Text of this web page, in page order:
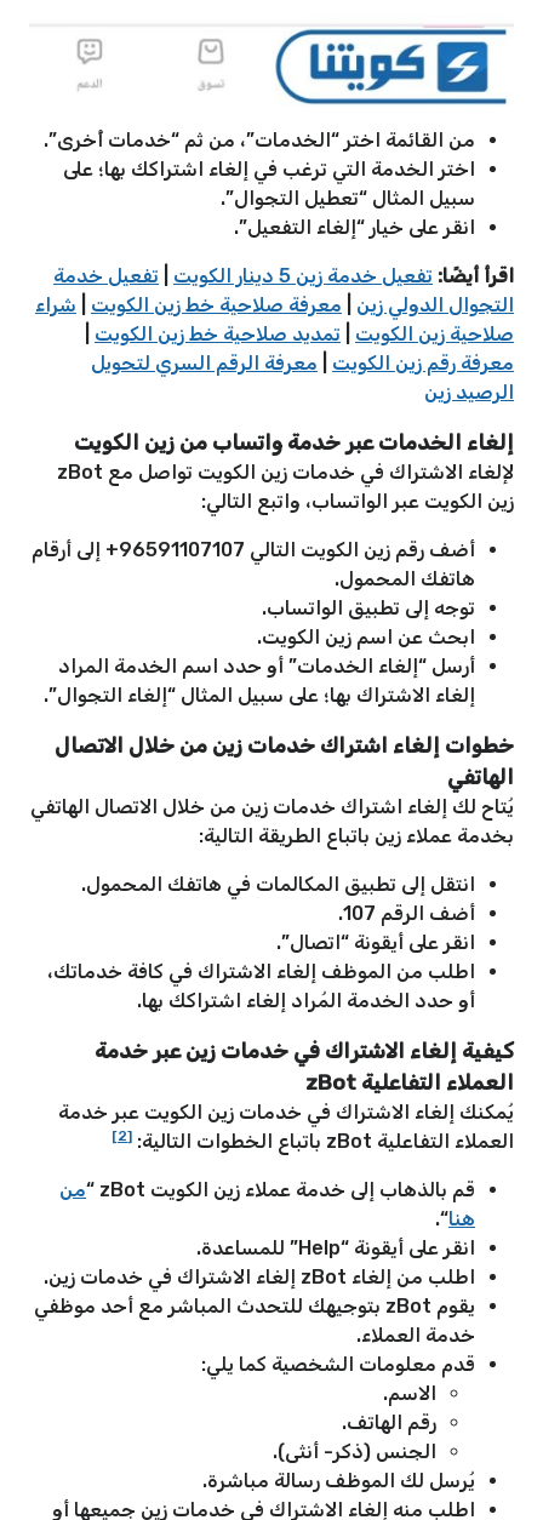
من القائمة اختر “الخدمات”، من ثم “خدمات أُخرى”.
اختر الخدمة التي ترغب في إلغاء اشتراكك بها؛ على
سبيل المثال “تعطيل التجوال”.
انقر على خيار “إلغاء التفعيل”.
اقرأ أيضًا: تفعيل خدمة زين 5 دينار الكويت
تفعيل خدمة
التجوال الدولي زين
معرفة صلاحية خط زين الكويت
شراء
صلاحية زين الكويت
تمديد صلاحية خط زين الكويت
معرفة رقم زين الكويت
معرفة الرقم السري لتحويل
الرصيد زين
إلغاء الخدمات عبر خدمة واتساب من زين الكويت
لإلغاء الاشتراك في خدمات زين الكويت تواصل مع zBot
زين الكويت عبر الواتساب، واتبع التالي:
أضف رقم زين الكويت التالي 96591107107+ إلى أرقام
هاتفك المحمول.
توجه إلى تطبيق الواتساب.
ابحث عن اسم زين الكويت.
أرسل “إلغاء الخدمات” أو حدد اسم الخدمة المراد
إلغاء الاشتراك بها؛ على سبيل المثال “إلغاء التجوال”.
خطوات إلغاء اشتراك خدمات زين من خلال الاتصال
الهاتفي
يُتاح لك إلغاء اشتراك خدمات زين من خلال الاتصال الهاتفي
بخدمة عملاء زين باتباع الطريقة التالية:
انتقل إلى تطبيق المكالمات في هاتفك المحمول.
أضف الرقم 107.
انقر على أيقونة “اتصال”.
اطلب من الموظف إلغاء الاشتراك في كافة خدماتك،
أو حدد الخدمة المُراد إلغاء اشتراكك بها.
كيفية إلغاء الاشتراك في خدمات زين عبر خدمة
العملاء التفاعلية zBot
يُمكنك إلغاء الاشتراك في خدمات زين الكويت عبر خدمة
العملاء التفاعلية zBot باتباع الخطوات التالية:
[2]
قم بالذهاب إلى خدمة عملاء زين الكويت zBot “
من
هنا“.
انقر على أيقونة “Help” للمساعدة.
اطلب من إلغاء zBot إلغاء الاشتراك في خدمات زين.
يقوم zBot بتوجيهك للتحدث المباشر مع أحد موظفي
خدمة العملاء.
قدم معلومات الشخصية كما يلي:
الاسم.
رقم الهاتف.
الجنس (ذكر- أنثى).
يُرسل لك الموظف رسالة مباشرة.
اطلب منه إلغاء الاشتراك في خدمات زين جميعها أو